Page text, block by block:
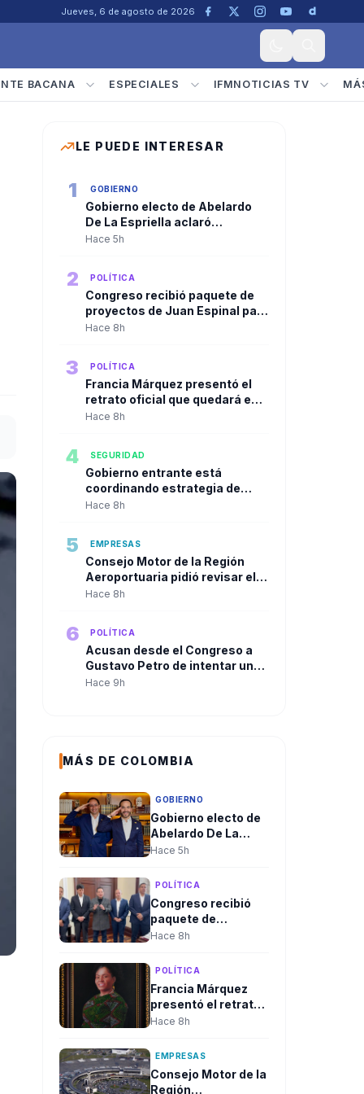
Jueves, 6 de agosto de 2026
BACANA ESPECIALES IFMNOTICIAS TV
LE PUEDE INTERESAR
1 GOBIERNO
Gobierno electo de Abelardo
De La Espriella aclaró
convocatoria a diplomáticos
Hace 5h
2 POLÍTICA
Congreso recibió paquete de
proyectos de Juan Espinal para
blindar la seguridad energética
Hace 8h
3 POLÍTICA
Francia Márquez presentó el
retrato oficial que quedará en
la Casa Vicepresidencial al
Hace 8h
4 SEGURIDAD
Gobierno entrante está
coordinando estrategia de
seguridad urbana con alcaldes
Hace 8h
5 EMPRESAS
Consejo Motor de la Región
Aeroportuaria pidió revisar el
Plan Maestro del José María
aérea del país
Hace 8h
6 POLÍTICA
Acusan desde el Congreso a
Gustavo Petro de intentar un
"Golpe de Estado" en contra de
Hace 9h
MÁS DE COLOMBIA
GOBIERNO
Gobierno electo de
Abelardo De La
Espriella aclaró
diplomáticos para
su posesión y negó
criterios políticos
Hace 5h
POLÍTICA
Congreso recibió
paquete de
proyectos de Juan
la seguridad
energética del país
Hace 8h
POLÍTICA
Francia Márquez
presentó el retrato
oficial que quedará
Vicepresidencial al
cierre de su
mandato
Hace 8h
EMPRESAS
Consejo Motor de la
Región